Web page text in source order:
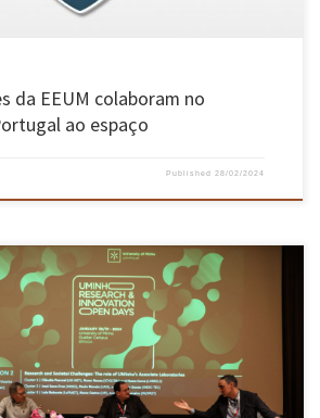
da EEUM colaboram no
ao espaço
Published 28/02/2024
janeiro com sete painéis e meia centena de oradores Sabia
mais de 600 projetos científicos em curso, envolvendo
investigadores e professores? E que é líder nacional em